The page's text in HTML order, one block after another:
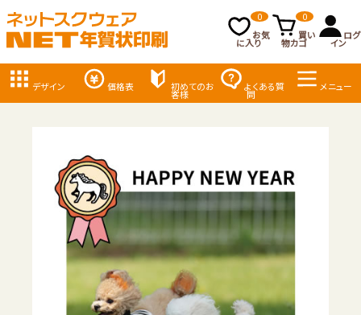
お気
に入り
0
買い
物カゴ
0
ログ
イン
デザイン 価格表 初めてのお
客様
よくある質
問
メニュー